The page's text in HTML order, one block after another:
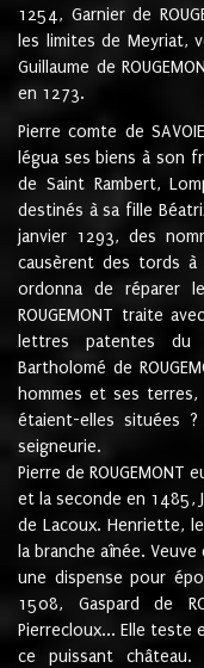
1254, Garnier de
les limites de Meyriat,
Guillaume de
en 1273.
Pierre comte de
légua ses biens à son
de Saint Rambert,
destinés à sa fille
janvier 1293, des
causèrent des tords à
ordonna de réparer
ROUGEMONT traite
lettres patentes du
Bartholomé de
hommes et ses
étaient-elles situées
seigneurie.
Pierre de ROUGEMONT
et la seconde en 1485,
de Lacoux. Henriette,
la branche aînée. Veuve
une dispense pour
1508, Gaspard de
Pierrecloux... Elle teste
ce puissant château.